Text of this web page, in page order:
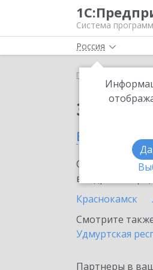
Система программ
Россия
Главная
в Нытве
Ознакомьтесь
внедрение
Краснокамск
Смотрите
Удмуртская
Партнеры в